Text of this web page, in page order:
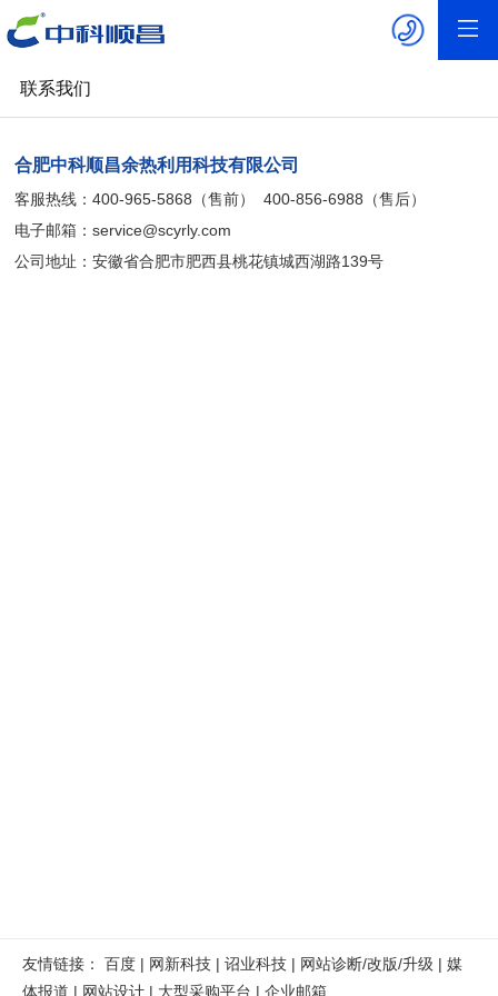
联系我们
合肥中科顺昌余热利用科技有限公司
客服热线：400-965-5868（售前）400-856-6988（售后）
电子邮箱：service@scyrly.com
公司地址：安徽省合肥市肥西县桃花镇城西湖路139号
友情链接： 百度 | 网新科技 | 诏业科技 | 网站诊断/改版/升级 | 媒
体报道 | 网站设计 | 大型采购平台 | 企业邮箱